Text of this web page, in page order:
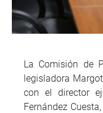
La Comisión de
legisladora
con el director
Fernández